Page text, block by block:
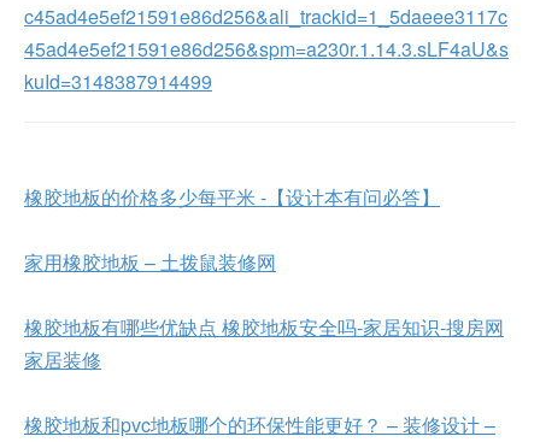
c45ad4e5ef21591e86d256&ali_trackid=1_5daeee3117c
45ad4e5ef21591e86d256&spm=a230r.1.14.3.sLF4aU&s
kuId=3148387914499
橡胶地板的价格多少每平米 -【设计本有问必答】
家用橡胶地板 – 土拨鼠装修网
橡胶地板有哪些优缺点 橡胶地板安全吗-家居知识-搜房网
家居装修
橡胶地板和pvc地板哪个的环保性能更好？ – 装修设计 –